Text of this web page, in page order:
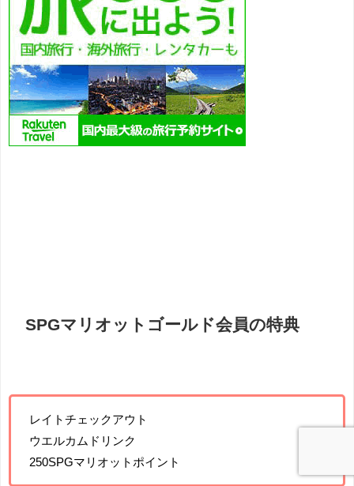
SPGマリオットゴールド会員の特典
レイトチェックアウト
ウエルカムドリンク
250SPGマリオットポイント